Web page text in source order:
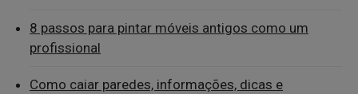
8 passos para pintar móveis antigos como um
profissional
Como caiar paredes, informações, dicas e